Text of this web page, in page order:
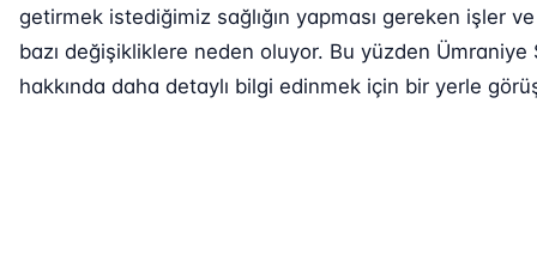
getirmek istediğimiz sağlığın yapması gereken işler
bazı değişikliklere neden oluyor. Bu yüzden
hakkında daha detaylı bilgi edinmek için bir yerle